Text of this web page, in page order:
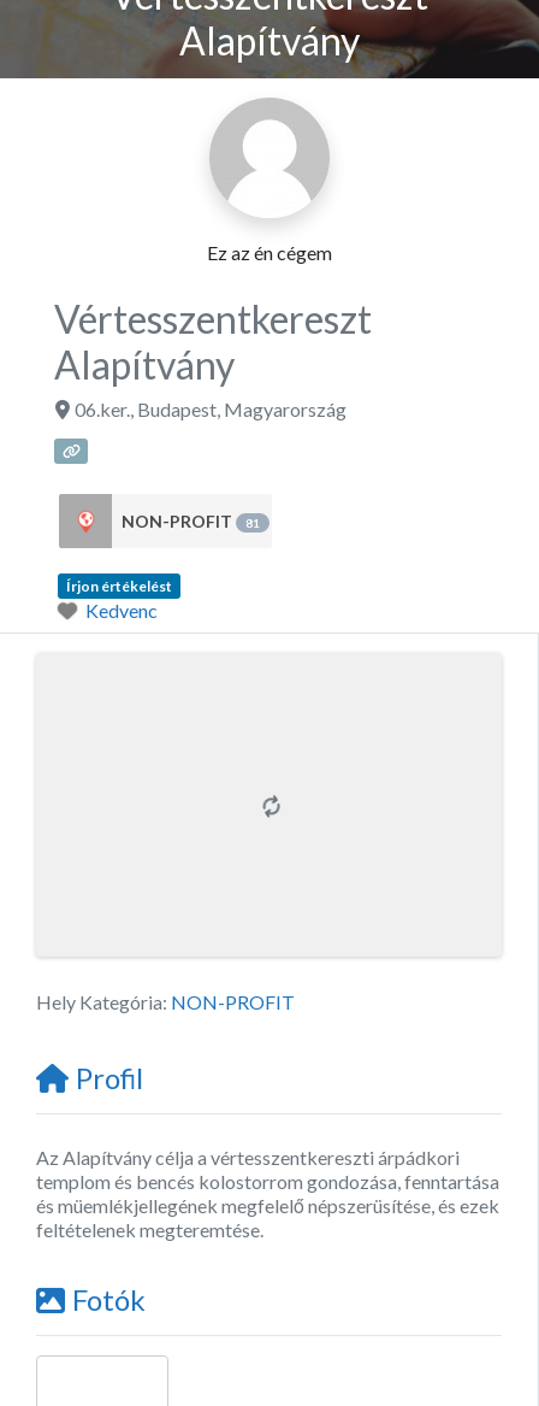
Alapítvány
Ez az én cégem
Vértesszentkereszt
Alapítvány
06.ker., Budapest, Magyarország
NON-PROFIT 81
Írjon értékelést
Kedvenc
Hely Kategória: NON-PROFIT
Profil
Az Alapítvány célja a vértesszentkereszti árpádkori
templom és bencés kolostorrom gondozása, fenntartása
és müemlékjellegének megfelelő népszerüsítése, és ezek
feltételenek megteremtése.
Fotók